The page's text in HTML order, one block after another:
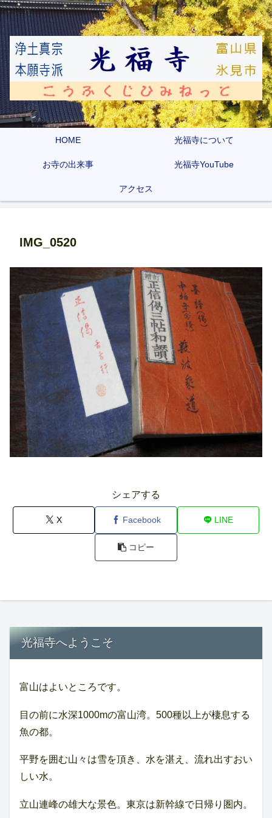
HOME 光福寺について
お寺の出来事 光福寺YouTube
アクセス
IMG_0520
シェアする
X Facebook LINE
コピー
光福寺へようこそ
富山はよいところです。
目の前に水深1000mの富山湾。500種以上が棲息する
魚の都。
平野を囲む山々は雪を頂き、水を湛え、流れ出すおい
しい水。
立山連峰の雄大な景色。東京は新幹線で日帰り圏内。